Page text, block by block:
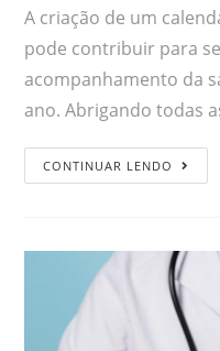
A criação de um
pode contribuir para
acompanhamento da
ano. Abrigando todas
CONTINUAR LENDO